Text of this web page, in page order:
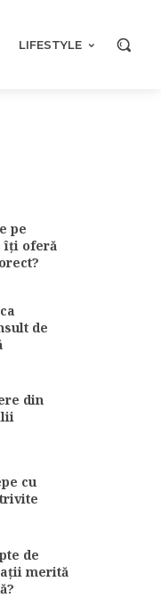
LIFESTYLE
pe
îți oferă
de
din
cu
de
merită